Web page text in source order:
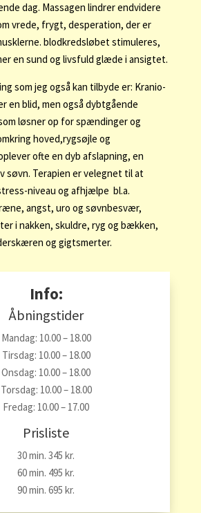
dag. Massagen lindrer endvidere
vrede, frygt, desperation, der er
blodkredsløbet stimuleres,
en sund og livsfuld glæde i ansigtet.
som jeg også kan tilbyde er: Kranio-
en blid, men også dybtgående
løsner op for spændinger og
hoved,rygsøjle og
ofte en dyb afslapning, en
søvn. Terapien er velegnet til at
niveau og afhjælpe bl.a.
angst, uro og søvnbesvær,
i nakken, skuldre, ryg og bækken,
og gigtsmerter.
Info:
Åbningstider
Mandag: 10.00 – 18.00
Tirsdag: 10.00 – 18.00
Onsdag: 10.00 – 18.00
Torsdag: 10.00 – 18.00
Fredag: 10.00 – 17.00
Prisliste
30 min. 345 kr.
60 min. 495 kr.
90 min. 695 kr.